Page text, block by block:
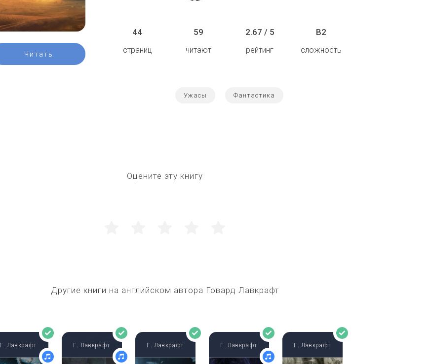
Читать
44
страниц
59
читают
2.67 / 5
рейтинг
B2
сложность
Ужасы Фантастика
Оцените эту книгу
Другие книги на английском автора Говард Лавкрафт
Г. Лавкрафт Г. Лавкрафт Г. Лавкрафт Г. Лавкрафт Г. Лавкрафт